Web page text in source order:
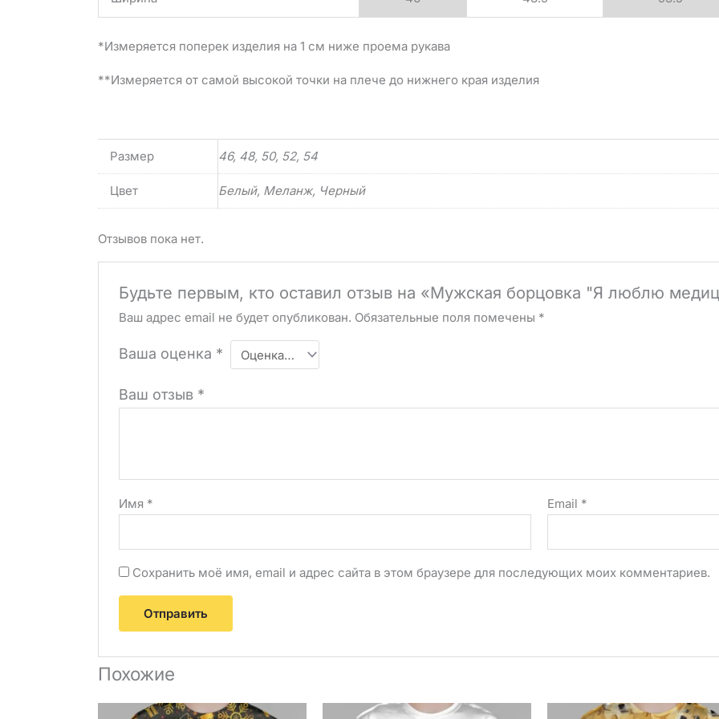
*Измеряется поперек изделия на 1 см ниже проема рукава
**Измеряется от самой высокой точки на плече до нижнего края изделия
Размер 46, 48, 50, 52, 54
Цвет Белый, Меланж, Черный
Отзывов пока нет.
Будьте первым, кто оставил отзыв на «Мужская борцовка "Я люблю
Ваш адрес email не будет опубликован. Обязательные поля помечены *
Ваша оценка *
Ваш отзыв *
Имя * Email *
Сохранить моё имя, email и адрес сайта в этом браузере для последующих моих комментариев.
Похожие